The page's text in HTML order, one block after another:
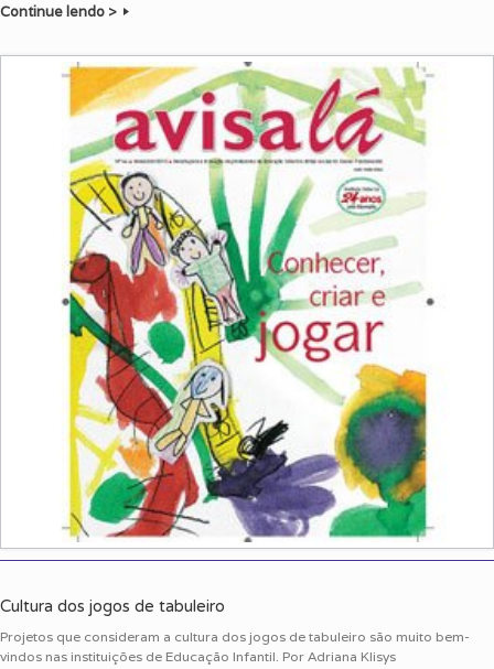
Continue lendo >
Cultura dos jogos de tabuleiro
Projetos que consideram a cultura dos jogos de tabuleiro são muito bem-
vindos nas instituições de Educação Infantil. Por Adriana Klisys